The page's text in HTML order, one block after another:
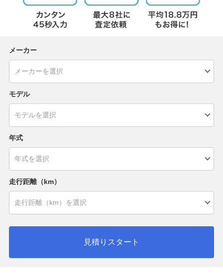
メーカー
モデル
年式
走行距離（km）
見積りスタート